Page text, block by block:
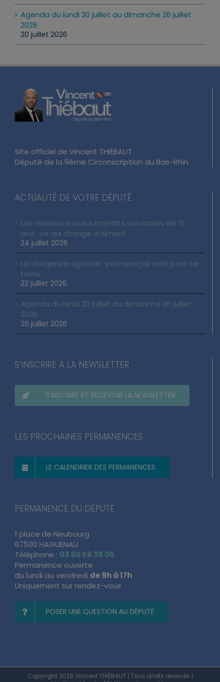
Agenda du lundi 20 juillet au dimanche 26 juillet
2026
20 juillet 2026
Député de la 9ème Circonscription du Bas-Rhin.
ans : ce qui change vraiment
24 juillet 2026
Loi d’urgence agricole : pourquoi j’ai voté pour ce
texte
22 juillet 2026
Agenda du lundi 20 juillet au dimanche 26 juillet
2026
20 juillet 2026
S’INSCRIRE ET RECEVOIR LA NEWSLETTER
LE CALENDRIER DES PERMANENCES
67500 HAGUENAU
Téléphone :03 90 59 38 05
Permanence ouverte
du lundi au vendredide 9h à 17h
Uniquement sur rendez-vous
POSER UNE QUESTION AU DÉPUTÉ
Copyright 2026 Vincent THIÉBAUT | Tous droits réservés |
Mentions Légales|Politique des cookies